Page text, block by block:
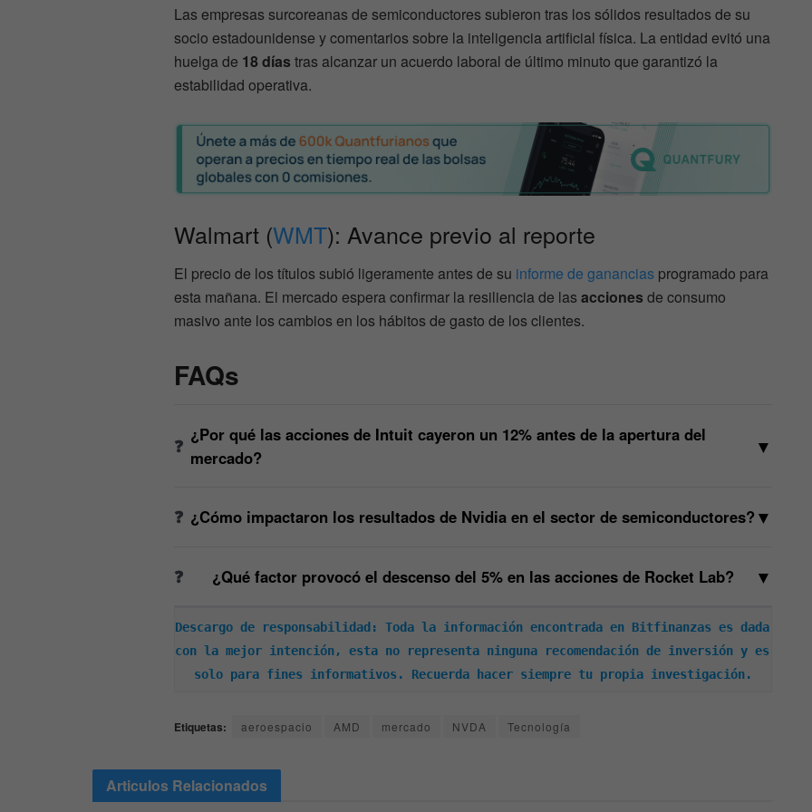
Las empresas surcoreanas de semiconductores subieron tras los sólidos resultados de su
socio estadounidense y comentarios sobre la inteligencia artificial física. La entidad evitó una
huelga de 18 días tras alcanzar un acuerdo laboral de último minuto que garantizó la
estabilidad operativa.
Walmart (WMT): Avance previo al reporte
El precio de los títulos subió ligeramente antes de su informe de ganancias programado para
esta mañana. El mercado espera confirmar la resiliencia de lasacciones de consumo
masivo ante los cambios en los hábitos de gasto de los clientes.
FAQs
¿Por qué las acciones de Intuit cayeron un 12% antes de la apertura del
mercado?
▼
¿Cómo impactaron los resultados de Nvidia en el sector de semiconductores? ▼
¿Qué factor provocó el descenso del 5% en las acciones de Rocket Lab? ▼
Descargo de responsabilidad: Toda la información encontrada en Bitfinanzas es dada
con la mejor intención, esta no representa ninguna recomendación de inversión y es
solo para fines informativos. Recuerda hacer siempre tu propia investigación.
Etiquetas: aeroespacio AMD mercado NVDA Tecnología
Articulos Relacionados